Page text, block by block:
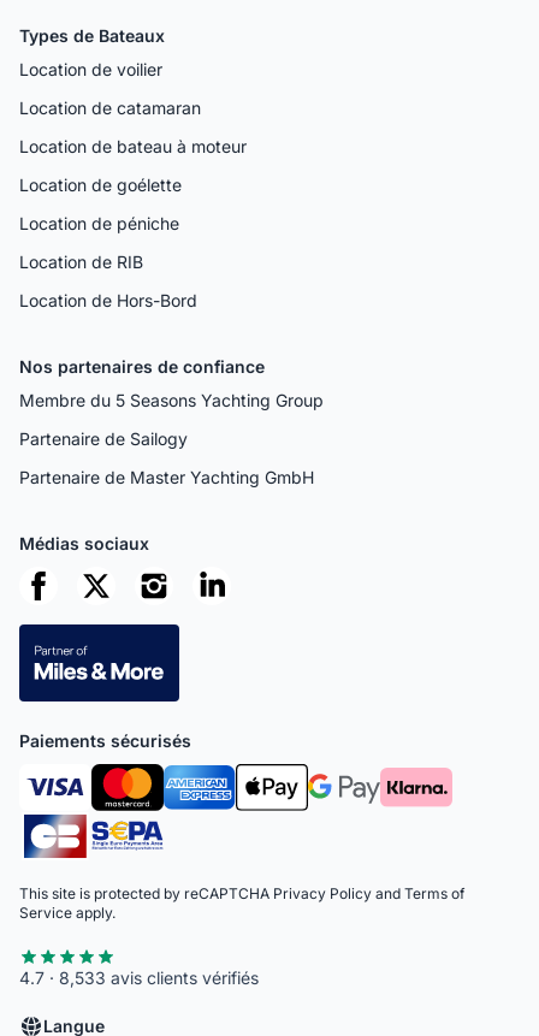
Types de Bateaux
Location de voilier
Location de catamaran
Location de bateau à moteur
Location de goélette
Location de péniche
Location de RIB
Location de Hors-Bord
Nos partenaires de confiance
Membre du 5 Seasons Yachting Group
Partenaire de Sailogy
Partenaire de Master Yachting GmbH
Médias sociaux
Paiements sécurisés
This site is protected by reCAPTCHA Privacy Policy and Terms of
Service apply.
4.7 · 8,533 avis clients vérifiés
Langue